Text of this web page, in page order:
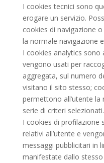
I cookies tecnici sono
erogare un servizio.
cookies di navigazione
la normale navigazione
I cookies analytics sono
vengono usati per
aggregata, sul numero
visitano il sito stesso;
permettono all’utente la
serie di criteri selezionati.
I cookies di profilazione
relativi all’utente e
messaggi pubblicitari in
manifestate dallo stesso